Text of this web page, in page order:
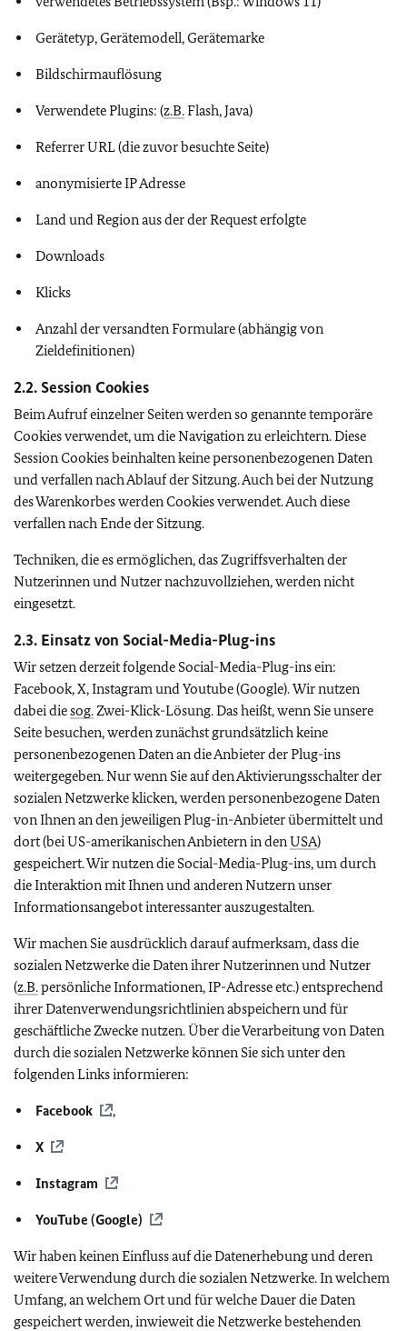
Gerätetyp, Gerätemodell, Gerätemarke
Bildschirmauflösung
VerwendetePlugins: (z.B.Flash, Java)
Referrer URL (die zuvor besuchte Seite)
anonymisierte IP Adresse
Land und Region aus der der Request erfolgte
Downloads
Klicks
Anzahl der versandten Formulare (abhängig von
Zieldefinitionen)
2.2.Session Cookies
Beim Aufruf einzelner Seiten werden so genannte temporäre
Cookiesverwendet, um die Navigation zu erleichtern. Diese
SessionCookiesbeinhalten keine personenbezogenen Daten
und verfallen nach Ablauf der Sitzung. Auch bei der Nutzung
des Warenkorbes werden Cookies verwendet. Auch diese
verfallen nach Ende der Sitzung.
Techniken, die es ermöglichen, das Zugriffsverhalten der
Nutzerinnen und Nutzer nachzuvollziehen, werden nicht
eingesetzt.
2.3. Einsatz von Social-Media-Plug-ins
Wir setzen derzeit folgende Social-Media-Plug-insein:
Facebook, X, InstagramundYoutube (Google).Wir nutzen
dabei diesog.Zwei-Klick-Lösung. Das heißt, wenn Sie unsere
Seite besuchen, werden zunächst grundsätzlich keine
personenbezogenen Daten an die Anbieter derPlug-ins
weitergegeben. Nur wenn Sie auf den Aktivierungsschalter der
sozialen Netzwerke klicken, werden personenbezogene Daten
von Ihnen an den jeweiligenPlug-in-Anbieter übermittelt und
dort (bei US-amerikanischen Anbietern in denUSA)
gespeichert. Wir nutzen die Social-Media-Plug-ins,um durch
die Interaktion mit Ihnen und anderen Nutzern unser
Informationsangebot interessanter auszugestalten.
Wir machen Sie ausdrücklich darauf aufmerksam, dass die
sozialen Netzwerke die Daten ihrer Nutzerinnen und Nutzer
(z.B.persönliche Informationen, IP-Adresse etc.) entsprechend
ihrer Datenverwendungsrichtlinien abspeichern und für
geschäftliche Zwecke nutzen. Über die Verarbeitung von Daten
durch die sozialen Netzwerke können Sie sich unter den
folgenden Links informieren:
Facebook ,
X
Instagram
YouTube (Google)
Wir haben keinen Einfluss auf die Datenerhebung und deren
weitere Verwendung durch die sozialen Netzwerke. In welchem
Umfang, an welchem Ort und für welche Dauer die Daten
gespeichert werden, inwieweit die Netzwerke bestehenden